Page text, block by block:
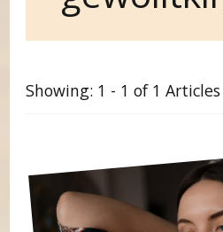
Showing: 1 - 1 of 1 Articles